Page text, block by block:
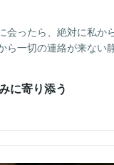
会ったら、絶対に私
ら一切の連絡が来な
に寄り添う